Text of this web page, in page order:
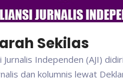
Sekilas
Jurnalis Independen (AJI)
dan kolumnis lewat